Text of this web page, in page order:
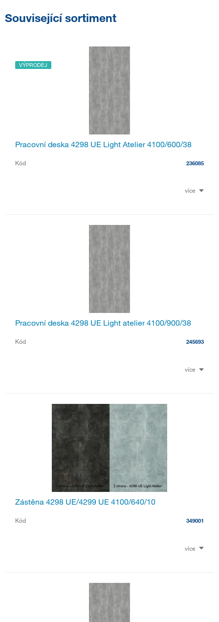
Související sortiment
VÝPRODEJ
Pracovní deska 4298 UE Light Atelier 4100/600/38
Kód 236085
více
Pracovní deska 4298 UE Light atelier 4100/900/38
Kód 245693
více
Zástěna 4298 UE/4299 UE 4100/640/10
Kód 349001
více